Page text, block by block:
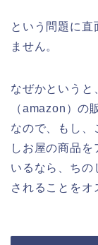
という問題に直
ません。
なぜかというと
（amazon）の
なので、もし、
しお屋の商品
いるなら、ちの
されることをオ